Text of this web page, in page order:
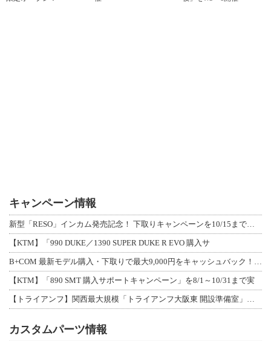
キャンペーン情報
【KTM】「990 DUKE／1390 SUPER DUKE R EVO 購入サ
【KTM】「890 SMT 購入サポートキャンペーン」を8/1～10/31まで実
カスタムパーツ情報